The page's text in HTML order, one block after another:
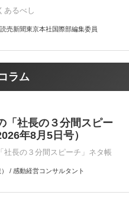
あるべし
売新聞東京本社国際部編集委員
ラム
「社長の３分間スピー
年8月5日号）
社長の３分間スピーチ」ネタ帳
/ 感動経営コンサルタント